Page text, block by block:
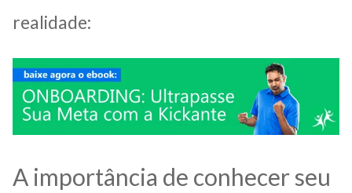
realidade:
A importância de conhecer seu